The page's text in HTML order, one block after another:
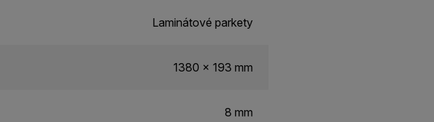
Laminátové parkety
1380 x 193 mm
8 mm